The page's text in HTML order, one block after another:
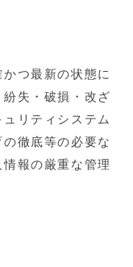
つ最新の状態に
失・破損・改ざ
リティシステム
徹底等の必要な
報の厳重な管理